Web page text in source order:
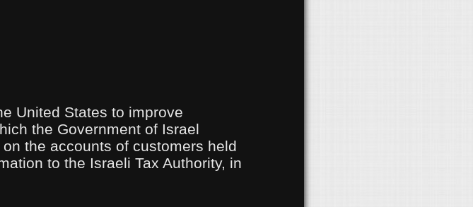
United States to improve
the Government of Israel
the accounts of customers held
to the Israeli Tax Authority, in